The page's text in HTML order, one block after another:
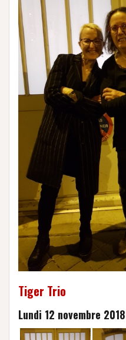
Tiger Trio
Lundi 12 novembre